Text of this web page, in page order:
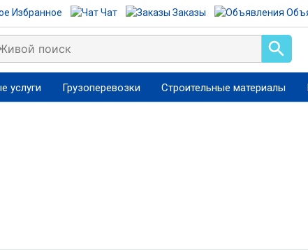
Избранное Чат Заказы
услуги Грузоперевозки Строительные материалы